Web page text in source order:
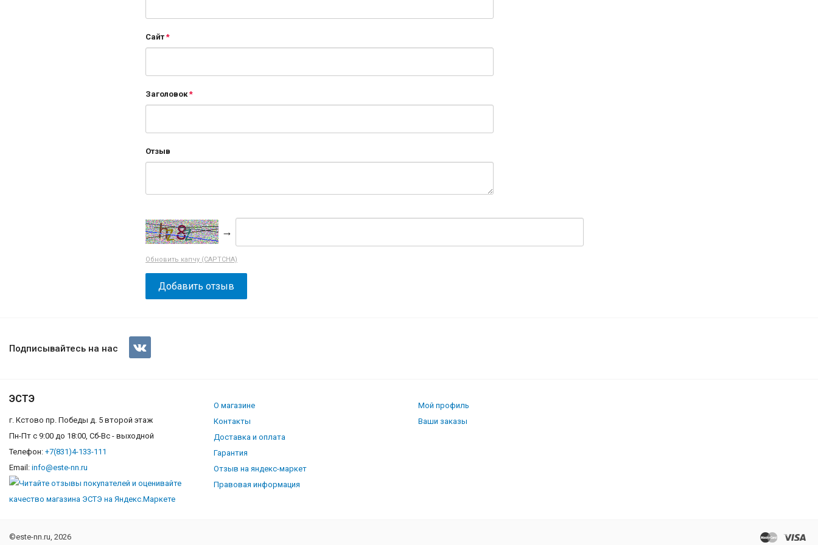
Сайт
Заголовок
Отзыв
→
Обновить капчу (CAPTCHA)
Подписывайтесь на нас
ЭСТЭ
г. Кстово пр. Победы д. 5 второй этаж
Пн-Пт с 9:00 до 18:00, Сб-Вс - выходной
Телефон: +7(831)4-133-111
Email: info@este-nn.ru
О магазине
Контакты
Доставка и оплата
Гарантия
Отзыв на яндекс-маркет
Правовая информация
Мой профиль
Ваши заказы
©este-nn.ru, 2026